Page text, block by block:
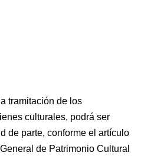
tramitación de los
culturales, podrá ser
de parte, conforme el artículo
de Patrimonio Cultural